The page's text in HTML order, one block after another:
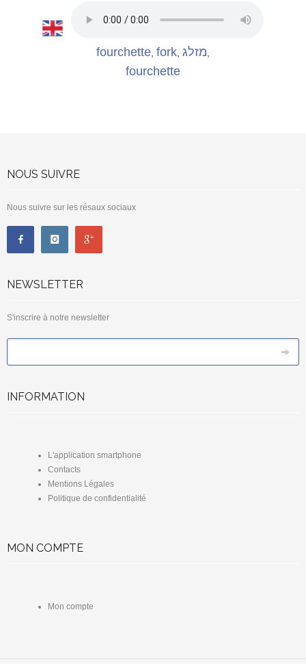
fourchette fork מזלג
fourchette
NOUS SUIVRE
Nous suivre sur les résaux sociaux
NEWSLETTER
S'inscrire à notre newsletter
INFORMATION
L'application smartphone
Contacts
Mentions Légales
Politique de confidentialité
MON COMPTE
Mon compte